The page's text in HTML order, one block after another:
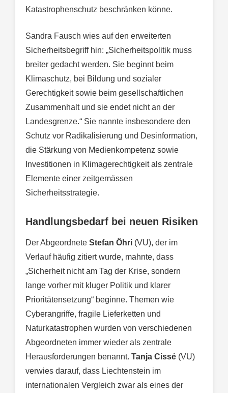
Katastrophenschutz beschränken könne.
Sandra Fausch wies auf den erweiterten
Sicherheitsbegriff hin: „Sicherheitspolitik muss
breiter gedacht werden. Sie beginnt beim
Klimaschutz, bei Bildung und sozialer
Gerechtigkeit sowie beim gesellschaftlichen
Zusammenhalt und sie endet nicht an der
Landesgrenze.“ Sie nannte insbesondere den
Schutz vor Radikalisierung und Desinformation,
die Stärkung von Medienkompetenz sowie
Investitionen in Klimagerechtigkeit als zentrale
Elemente einer zeitgemässen
Sicherheitsstrategie.
Handlungsbedarf bei neuen Risiken
Der Abgeordnete Stefan Öhri (VU), der im
Verlauf häufig zitiert wurde, mahnte, dass
„Sicherheit nicht am Tag der Krise, sondern
lange vorher mit kluger Politik und klarer
Prioritätensetzung“ beginne. Themen wie
Cyberangriffe, fragile Lieferketten und
Naturkatastrophen wurden von verschiedenen
Abgeordneten immer wieder als zentrale
Herausforderungen benannt. Tanja Cissé (VU)
verwies darauf, dass Liechtenstein im
internationalen Vergleich zwar als eines der